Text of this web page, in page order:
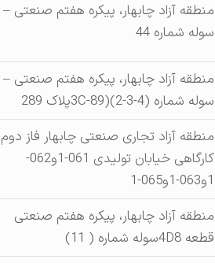
منطقه آزاد چابهار، پیکره هفتم صنعتی –
سوله شماره 44
منطقه آزاد چابهار، پیکره هفتم صنعتی –
سوله شماره 3C-89)(2-3-4)پلاک 289
منطقه آزاد تجاری صنعتی چابهار فاز دوم
کارگاهی خیابان تولیدی 061-1و062-
1و063-1و065-1
منطقه آزاد چابهار، پیکره هفتم صنعتی
قطعه 4D8سوله شماره ( 11)